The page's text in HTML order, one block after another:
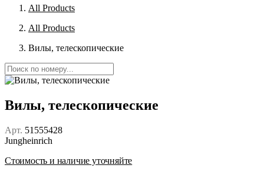
All Products
All Products
Вилы, телескопические
Вилы, телескопические
Арт. 51555428
Jungheinrich
Стоимость и наличие уточняйте